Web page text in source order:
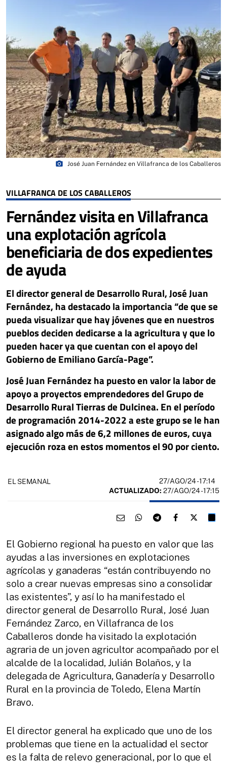
VILLAFRANCA DE LOS CABALLEROS
Fernández visita en Villafranca
una explotación agrícola
beneficiaria de dos expedientes
de ayuda
El director general de Desarrollo Rural, José Juan
Fernández, ha destacado la importancia “de que se
pueda visualizar que hay jóvenes que en nuestros
pueblos deciden dedicarse a la agricultura y que lo
pueden hacer ya que cuentan con el apoyo del
Gobierno de Emiliano García-Page”.
José Juan Fernández ha puesto en valor la labor de
apoyo a proyectos emprendedores del Grupo de
Desarrollo Rural Tierras de Dulcinea. En el período
de programación 2014-2022 a este grupo se le han
asignado algo más de 6,2 millones de euros, cuya
ejecución roza en estos momentos el 90 por ciento.
photo_camera José Juan Fernández en Villafranca de los Caballeros
EL SEMANAL 27/AGO/24- 17:14
ACTUALIZADO: 27/AGO/24 - 17:15
El Gobierno regional ha puesto en valor que las
ayudas a las inversiones en explotaciones
agrícolas y ganaderas “están contribuyendo no
solo a crear nuevas empresas sino a consolidar
las existentes”, y así lo ha manifestado el
director general de Desarrollo Rural, José Juan
Fernández Zarco, en Villafranca de los
Caballeros donde ha visitado la explotación
agraria de un joven agricultor acompañado por el
alcalde de la localidad, Julián Bolaños, y la
delegada de Agricultura, Ganadería y Desarrollo
Rural en la provincia de Toledo, Elena Martín
Bravo.
El director general ha explicado que uno de los
problemas que tiene en la actualidad el sector
es la falta de relevo generacional, por lo que el